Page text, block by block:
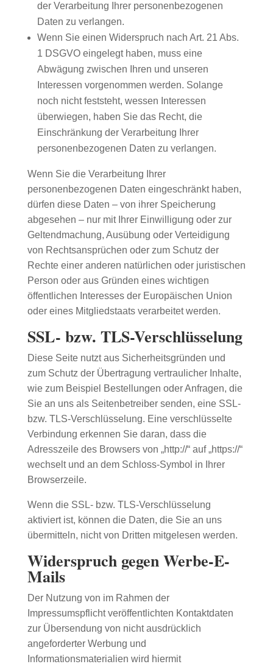
der Verarbeitung Ihrer personenbezogenen
Daten zu verlangen.
Wenn Sie einen Widerspruch nach Art. 21 Abs.
1 DSGVO eingelegt haben, muss eine
Abwägung zwischen Ihren und unseren
Interessen vorgenommen werden. Solange
noch nicht feststeht, wessen Interessen
überwiegen, haben Sie das Recht, die
Einschränkung der Verarbeitung Ihrer
personenbezogenen Daten zu verlangen.
Wenn Sie die Verarbeitung Ihrer
personenbezogenen Daten eingeschränkt haben,
dürfen diese Daten – von ihrer Speicherung
abgesehen – nur mit Ihrer Einwilligung oder zur
Geltendmachung, Ausübung oder Verteidigung
von Rechtsansprüchen oder zum Schutz der
Rechte einer anderen natürlichen oder juristischen
Person oder aus Gründen eines wichtigen
öffentlichen Interesses der Europäischen Union
oder eines Mitgliedstaats verarbeitet werden.
SSL- bzw. TLS-Verschlüsselung
Diese Seite nutzt aus Sicherheitsgründen und
zum Schutz der Übertragung vertraulicher Inhalte,
wie zum Beispiel Bestellungen oder Anfragen, die
Sie an uns als Seitenbetreiber senden, eine SSL-
bzw. TLS-Verschlüsselung. Eine verschlüsselte
Verbindung erkennen Sie daran, dass die
Adresszeile des Browsers von „http://“ auf „https://“
wechselt und an dem Schloss-Symbol in Ihrer
Browserzeile.
Wenn die SSL- bzw. TLS-Verschlüsselung
aktiviert ist, können die Daten, die Sie an uns
übermitteln, nicht von Dritten mitgelesen werden.
Widerspruch gegen Werbe-E-
Mails
Der Nutzung von im Rahmen der
Impressumspflicht veröffentlichten Kontaktdaten
zur Übersendung von nicht ausdrücklich
angeforderter Werbung und
Informationsmaterialien wird hiermit